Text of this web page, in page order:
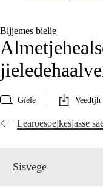
Bijjemes bielie
Gïele Veedtjh
Learoesoejkesjasse
Sisvege